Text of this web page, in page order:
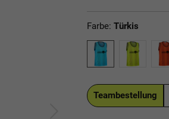
Farbe: Türkis
Teambestellung